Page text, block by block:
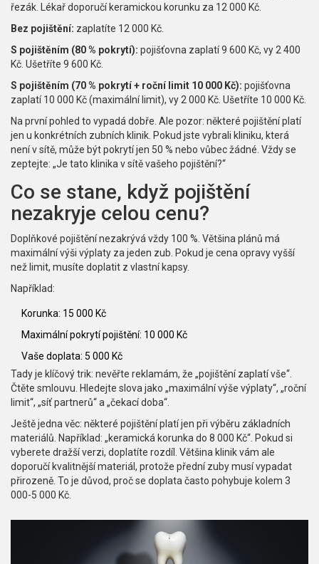
řezák. Lékař doporučí keramickou korunku za 12 000 Kč.
Bez pojištění: zaplatíte 12 000 Kč.
S pojištěním (80 % pokrytí): pojišťovna zaplatí 9 600 Kč, vy 2 400
Kč. Ušetříte 9 600 Kč.
S pojištěním (70 % pokrytí + roční limit 10 000 Kč): pojišťovna
zaplatí 10 000 Kč (maximální limit), vy 2 000 Kč. Ušetříte 10 000 Kč.
Na první pohled to vypadá dobře. Ale pozor: některé pojištění platí
jen u konkrétních zubních klinik. Pokud jste vybrali kliniku, která
není v sítě, může být pokrytí jen 50 % nebo vůbec žádné. Vždy se
zeptejte: „Je tato klinika v sítě vašeho pojištění?“
Co se stane, když pojištění
nezakryje celou cenu?
Doplňkové pojištění nezakrývá vždy 100 %. Většina plánů má
maximální výši výplaty za jeden zub. Pokud je cena opravy vyšší
než limit, musíte doplatit z vlastní kapsy.
Například:
Korunka: 15 000 Kč
Maximální pokrytí pojištění: 10 000 Kč
Vaše doplata: 5 000 Kč
Tady je klíčový trik: nevěřte reklamám, že „pojištění zaplatí vše“.
Čtěte smlouvu. Hledejte slova jako „maximální výše výplaty“, „roční
limit“, „síť partnerů“ a „čekací doba“.
Ještě jedna věc: některé pojištění platí jen při výběru základních
materiálů. Například: „keramická korunka do 8 000 Kč“. Pokud si
vyberete dražší verzi, doplatíte rozdíl. Většina klinik vám ale
doporučí kvalitnější materiál, protože přední zuby musí vypadat
přirozeně. To je důvod, proč se doplata často pohybuje kolem 3
000-5 000 Kč.